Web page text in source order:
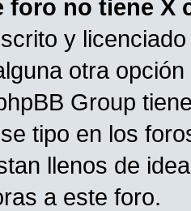
foro no tiene X
y
otra
Group
tipo en los
llenos de
a este foro.